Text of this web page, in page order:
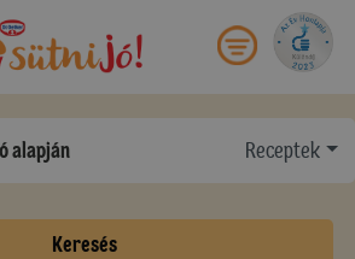
Receptek
Keresés